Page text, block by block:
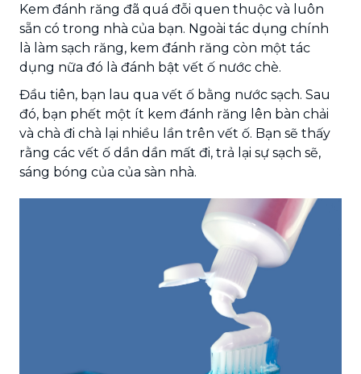
Kem đánh răng đã quá đỗi quen thuộc và luôn
sẵn có trong nhà của bạn. Ngoài tác dụng chính
là làm sạch răng, kem đánh răng còn một tác
dụng nữa đó là đánh bật vết ố nước chè.
Đầu tiên, bạn lau qua vết ố bằng nước sạch. Sau
đó, bạn phết một ít kem đánh răng lên bàn chải
và chà đi chà lại nhiều lần trên vết ố. Bạn sẽ thấy
rằng các vết ố dần dần mất đi, trả lại sự sạch sẽ,
sáng bóng của của sàn nhà.